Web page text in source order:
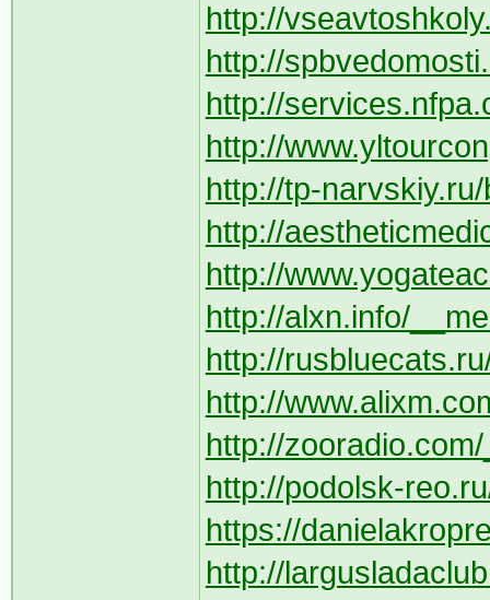
http://
http://
http://
http://
http://tp-
http://
http://
http://alxn.info/
http://
http://
http://
http://podolsk-
https://
http://